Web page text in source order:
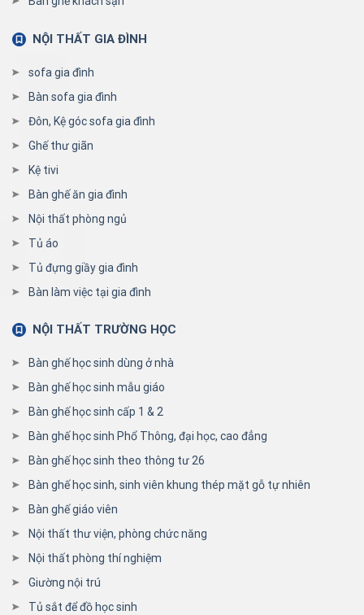
NỘI THẤT GIA ĐÌNH
sofa gia đình
Bàn sofa gia đình
Đôn, Kệ góc sofa gia đình
Ghế thư giãn
Kệ tivi
Bàn ghế ăn gia đình
Nội thất phòng ngủ
Tủ áo
Tủ đựng giầy gia đình
Bàn làm việc tại gia đình
NỘI THẤT TRƯỜNG HỌC
Bàn ghế học sinh dùng ở nhà
Bàn ghế học sinh mẫu giáo
Bàn ghế học sinh cấp 1 & 2
Bàn ghế học sinh Phổ Thông, đại học, cao đẳng
Bàn ghế học sinh theo thông tư 26
Bàn ghế học sinh, sinh viên khung thép mặt gỗ tự nhiên
Bàn ghế giáo viên
Nội thất thư viện, phòng chức năng
Nội thất phòng thí nghiệm
Giường nội trú
Tủ sắt để đồ học sinh